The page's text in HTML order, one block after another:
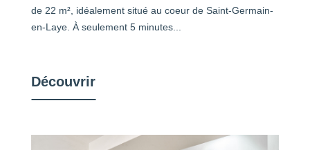
de 22 m², idéalement situé au coeur de Saint-Germain-
en-Laye. À seulement 5 minutes...
Découvrir